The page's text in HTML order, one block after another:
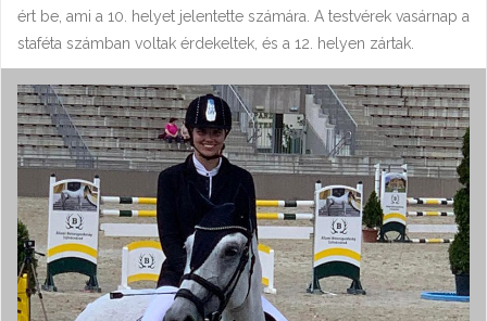
ért be, ami a 10. helyet jelentette számára. A testvérek vasárnap a
staféta számban voltak érdekeltek, és a 12. helyen zártak.